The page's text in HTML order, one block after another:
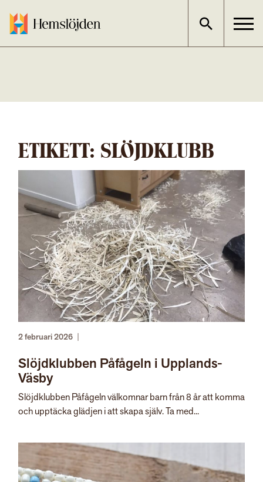
innehållet
ETIKETT: SLÖJDKLUBB
2 februari 2026
Slöjdklubben Påfågeln i Upplands-
Väsby
Slöjdklubben Påfågeln välkomnar barn från 8 år att komma
och upptäcka glädjen i att skapa själv. Ta med...